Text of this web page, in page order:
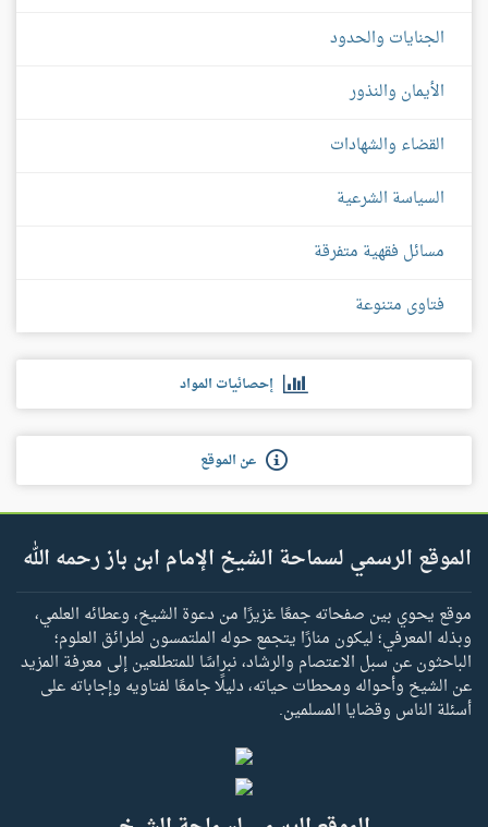
الجنايات والحدود
الأيمان والنذور
القضاء والشهادات
السياسة الشرعية
مسائل فقهية متفرقة
فتاوى متنوعة
إحصائيات المواد
عن الموقع
الموقع الرسمي لسماحة الشيخ الإمام ابن باز رحمه الله
موقع يحوي بين صفحاته جمعًا غزيرًا من دعوة الشيخ، وعطائه العلمي،
وبذله المعرفي؛ ليكون منارًا يتجمع حوله الملتمسون لطرائق العلوم؛
الباحثون عن سبل الاعتصام والرشاد، نبراسًا للمتطلعين إلى معرفة المزيد
عن الشيخ وأحواله ومحطات حياته، دليلًا جامعًا لفتاويه وإجاباته على
أسئلة الناس وقضايا المسلمين.